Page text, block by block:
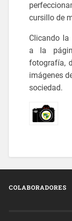
cursillo de
Clicando la
a la
fotografía,
imágenes
sociedad.
COLABORADORES